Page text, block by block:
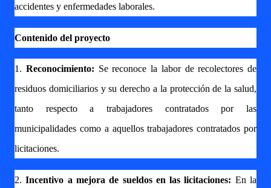
accidentes y enfermedades laborales.
Contenido del proyecto
1. Reconocimiento: Se reconoce la labor de recolectores de
residuos domiciliarios y su derecho a la protección de la salud,
tanto respecto a trabajadores contratados por las
municipalidades como a aquellos trabajadores contratados por
licitaciones.
2.Incentivo a mejora de sueldos en las licitaciones: En la